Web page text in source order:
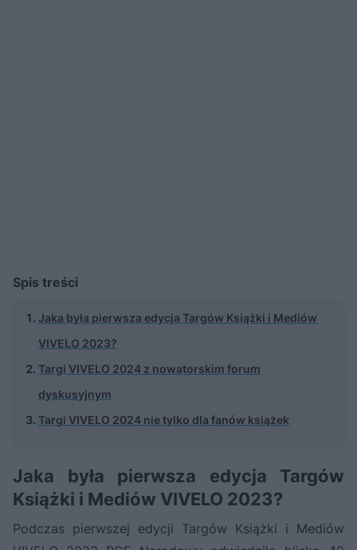
Spis treści
Jaka była pierwsza edycja Targów Książki i Mediów
VIVELO 2023?
Targi VIVELO 2024 z nowatorskim forum
dyskusyjnym
Targi VIVELO 2024 nie tylko dla fanów książek
Jaka była pierwsza edycja Targów
Książki i Mediów VIVELO 2023?
Podczas pierwszej edycji Targów Książki i Mediów